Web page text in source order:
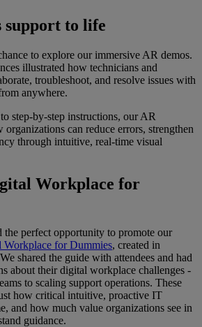
support to life
to explore our immersive AR demos.
illustrated how technicians and
troubleshoot, and resolve issues with
anywhere.
step-by-step instructions, our AR
can reduce errors, strengthen
through intuitive, real-time visual
Workplace for
the perfect opportunity to promote our
Workplace for Dummies, created in
shared the guide with attendees and had
about their digital workplace challenges -
to scaling support operations. These
how critical intuitive, proactive IT
and how much value organizations see in
guidance.